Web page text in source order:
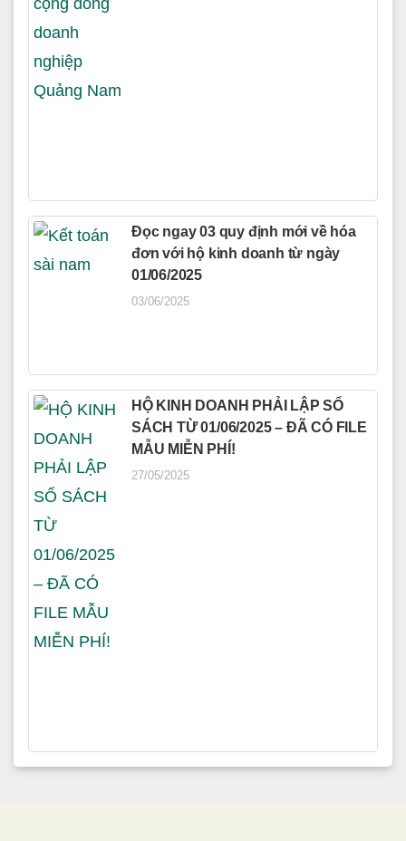
Đọc ngay 03 quy định mới về hóa
đơn với hộ kinh doanh từ ngày
01/06/2025
03/06/2025
HỘ KINH DOANH PHẢI LẬP SỔ
SÁCH TỪ 01/06/2025 – ĐÃ CÓ FILE
MẪU MIỄN PHÍ!
27/05/2025